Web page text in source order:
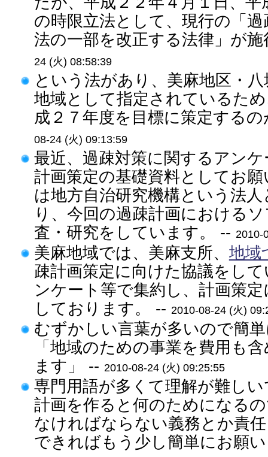
の時限立法として、現行の「
法の一部を改正する法律」が
24 (火) 08:58:39
という法があり、美麻地区・
地域として指定されているた
成２７年度を目標に策定する
08-24 (火) 09:13:59
最近、過疎対策に関するアン
計画策定の基礎資料としてお
は地方自治研究機構という法
り、今回の過疎計画における
査・研究をしています。 -- 2010-
美麻地域では、美麻支所、 地域
疎計画策定に向けた協議をし
ンケート等で集約し、計画策
しております。 -- 2010-08-24 (火)
むずかしい言葉が多いので簡
「地域のための事業を費用も
ます」 -- 2010-08-24 (火) 09:25:55
専門用語が多くて理解が難し
計画を作ると何のためになる
なければならない義務とか責
できればもう少し簡単にお願